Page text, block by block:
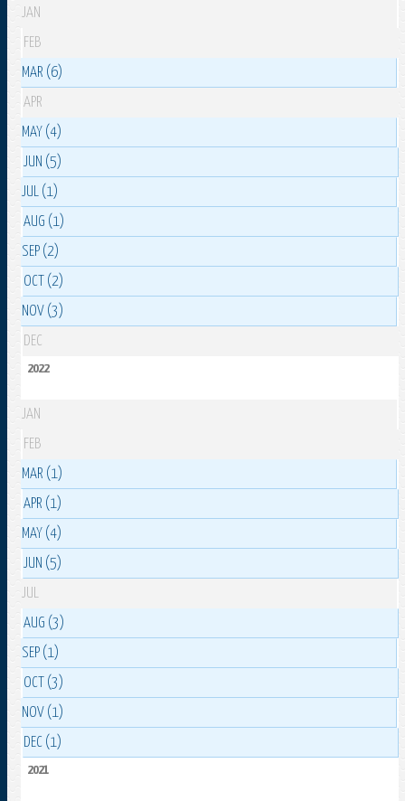
JAN
FEB
MAR (6)
APR
MAY (4)
JUN (5)
JUL (1)
AUG (1)
SEP (2)
OCT (2)
NOV (3)
DEC
2022
JAN
FEB
MAR (1)
APR (1)
MAY (4)
JUN (5)
JUL
AUG (3)
SEP (1)
OCT (3)
NOV (1)
DEC (1)
2021